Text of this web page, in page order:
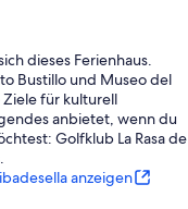
dieses Ferienhaus.
Bustillo und Museo del
Ziele für kulturell
anbietet, wenn du
Golfklub La Rasa de
anzeigen